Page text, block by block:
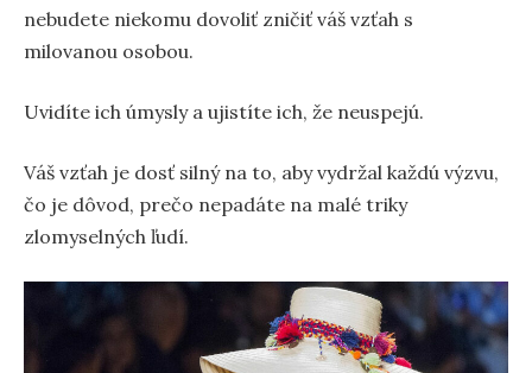
nebudete niekomu dovoliť zničiť váš vzťah s
milovanou osobou.
Uvidíte ich úmysly a ujistíte ich, že neuspejú.
Váš vzťah je dosť silný na to, aby vydržal každú výzvu,
čo je dôvod, prečo nepadáte na malé triky
zlomyselných ľudí.